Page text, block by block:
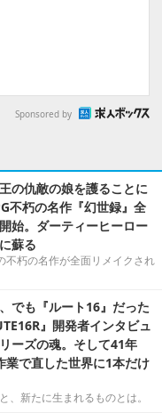
Sponsored by
の仇敵の娘を護ることに
不朽の名作『幻世録』全
始。ダーティーヒーロー
蘇る
不朽の名作が全面リメイクされ
でも『ルート16』だった
』開発者インタビュ
ーズの魂。そして41年
業で直した世界に1本だけ
、新たに生まれるものとは。